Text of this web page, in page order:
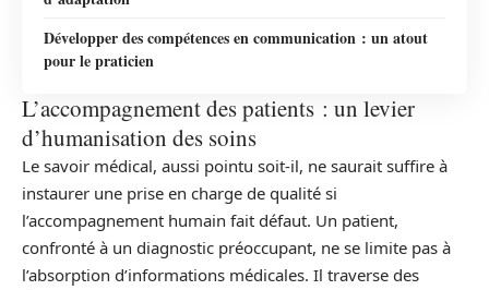
Développer des compétences en communication : un atout
pour le praticien
L’accompagnement des patients : un levier
d’humanisation des soins
Le savoir médical, aussi pointu soit-il, ne saurait suffire à
instaurer une prise en charge de qualité si
l’accompagnement humain fait défaut. Un patient,
confronté à un diagnostic préoccupant, ne se limite pas à
l’absorption d’informations médicales. Il traverse des